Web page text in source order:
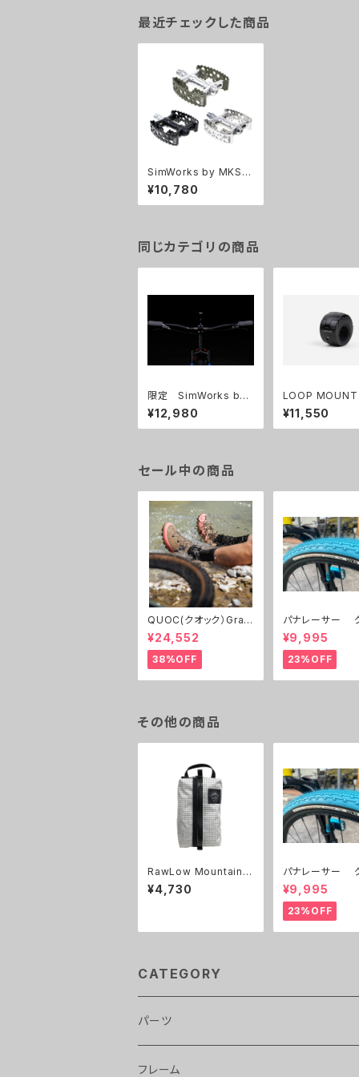
最近チェックした商品
SimWorks by MKS｜
三ヶ島製作所 Tiny Bu
bbly Pedal
¥10,780
同じカテゴリの商品
限定 SimWorks by
Nitto Getaround Ste
alth Bar
¥12,980
LOOP
t（ループマウン
ト）自転車用スマ
ォンホルダー
¥11,550
セール中の商品
QUOC(クオック）Gran
Tourer Ⅱ
¥24,552
38%OFF
パナレーサー
ルキング 700C 32c,3
8c 限定色 ２本
¥9,995
23%OFF
その他の商品
RawLow Mountain
Works （ロウロウマウ
ンテンワークス）Stora
¥4,730
パナレーサー
ルキング 700C 32c,3
8c 限定色 ２本
¥9,995
23%OFF
CATEGORY
パーツ
ライト
フレーム